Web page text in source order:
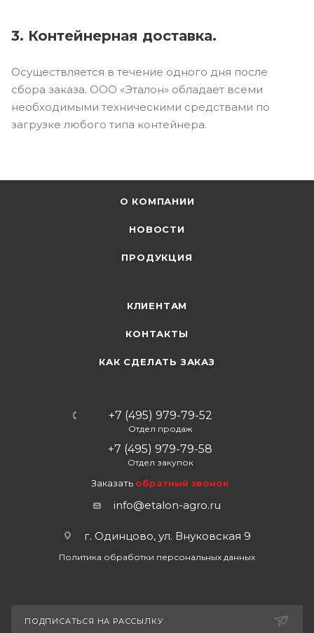
3. Контейнерная доставка.
Осуществляется в течение одного дня после
сбора заказа. ООО «Эталон» обладает всеми
необходимыми техническими средствами по
загрузке любого типа контейнера.
О КОМПАНИИ
НОВОСТИ
ПРОДУКЦИЯ
КЛИЕНТАМ
КОНТАКТЫ
КАК СДЕЛАТЬ ЗАКАЗ
+7 (495) 979-79-52
Отдел продаж
+7 (495) 979-79-58
Отдел закупок
Заказать обратный звонок
info@etalon-agro.ru
г. Одинцово, ул. Внуковская 9
Политика обработки персональных данных
ПОДПИСАТЬСЯ НА РАССЫЛКУ